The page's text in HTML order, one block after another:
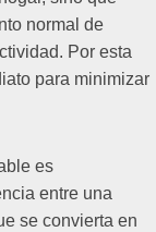
normal de
Por esta
para minimizar
es
entre una
se convierta en